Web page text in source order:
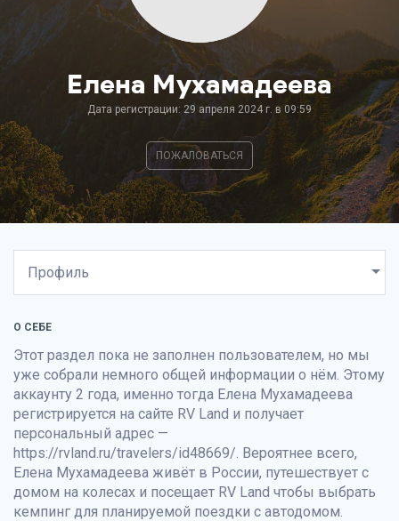
Елена Мухамадеева
Дата регистрации: 29 апреля 2024 г. в 09:59
ПОЖАЛОВАТЬСЯ
О СЕБЕ
Этот раздел пока не заполнен пользователем, но мы
уже собрали немного общей информации о нём. Этому
аккаунту 2 года, именно тогда Елена Мухамадеева
регистрируется на сайте RV Land и получает
персональный адрес —
https://rvland.ru/travelers/id48669/. Вероятнее всего,
Елена Мухамадеева живёт в России, путешествует с
домом на колесах и посещает RV Land чтобы выбрать
кемпинг для планируемой поездки с автодомом.